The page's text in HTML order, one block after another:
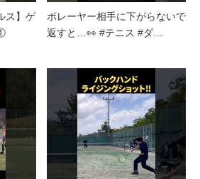
ス】ゲ
ボレーヤー相手に下がらないで
返すと…👀 #テニス #ダ…